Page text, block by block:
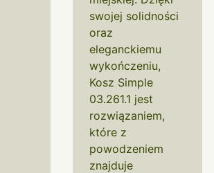
swojej solidności
oraz
eleganckiemu
wykończeniu,
Kosz Simple
03.261.1 jest
rozwiązaniem,
które z
powodzeniem
znajduje